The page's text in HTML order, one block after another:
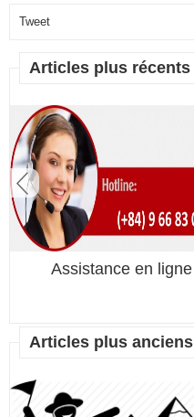
Tweet
Articles plus récents
Assistance en ligne
Articles plus anciens